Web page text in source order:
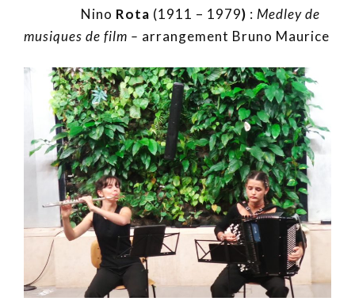
Nino Rota (1911 – 1979) : Medley de
musiques de film – arrangement Bruno Maurice